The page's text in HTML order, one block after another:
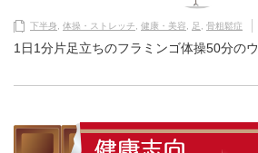
下半身, 体操・ストレッチ, 健康・美容, 足 , 骨粗鬆症
1日1分片足立ちのフラミンゴ体操50分の